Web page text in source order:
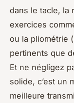
dans le tacle, la
exercices
ou la pliométrie
pertinents que
Et ne négligez
solide, c’est un
meilleure